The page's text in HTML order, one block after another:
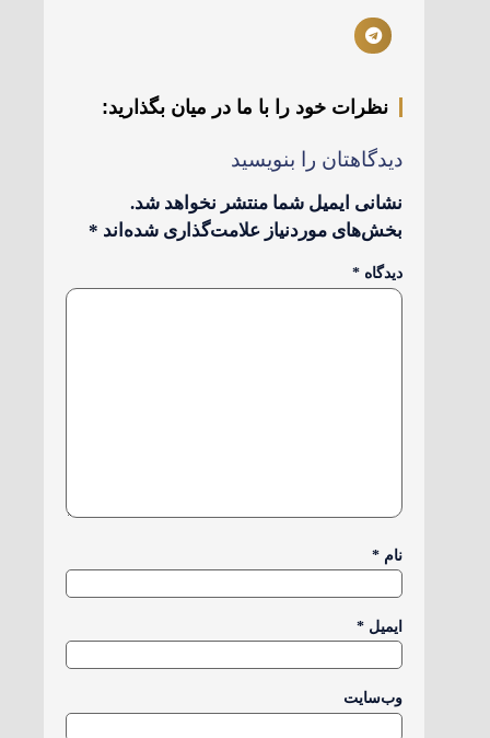
نظرات خود را با ما در میان بگذارید:
دیدگاهتان را بنویسید
نشانی ایمیل شما منتشر نخواهد شد.
بخش‌های موردنیاز علامت‌گذاری شده‌اند *
دیدگاه *
نام *
ایمیل *
وب‌سایت